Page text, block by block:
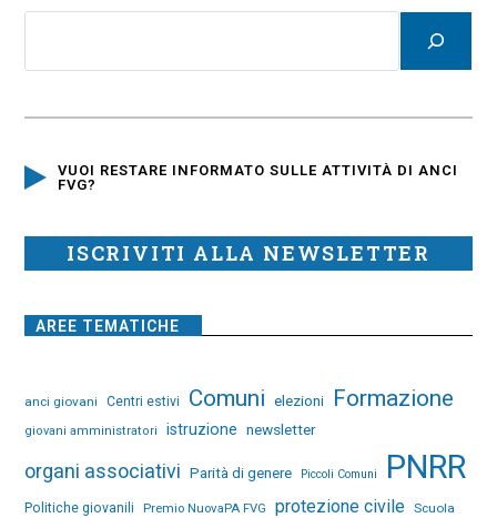
VUOI RESTARE INFORMATO SULLE ATTIVITÀ DI ANCI
FVG?
ISCRIVITI ALLA NEWSLETTER
AREE TEMATICHE
anci giovani Centri estivi Comuni elezioni Formazione
giovani amministratori istruzione newsletter
organi associativi Parità di genere Piccoli Comuni PNRR
Politiche giovanili Premio NuovaPA FVG protezione civile Scuola